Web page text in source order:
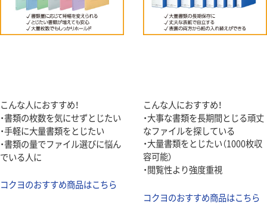
こんな人におすすめ！
・書類の枚数を気にせずとじたい
・手軽に大量書類をとじたい
・書類の量でファイル選びに悩ん
でいる人に
コクヨのおすすめ商品はこちら
こんな人におすすめ！
・大事な書類を長期間とじる頑丈
なファイルを探している
・大量書類をとじたい（1000枚収
容可能）
・閲覧性より強度重視
コクヨのおすすめ商品はこちら